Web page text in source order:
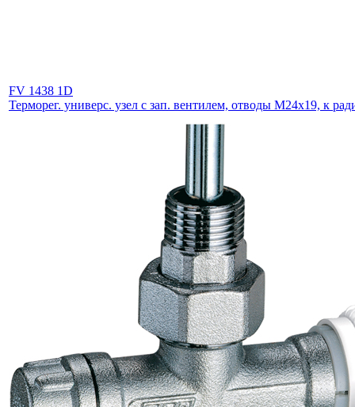
FV 1438 1D
Терморег. универс. узел с зап. вентилем, отводы М24х19, к